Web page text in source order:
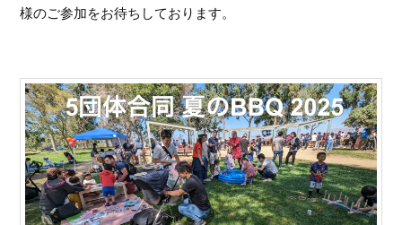
様のご参加をお待ちしております。